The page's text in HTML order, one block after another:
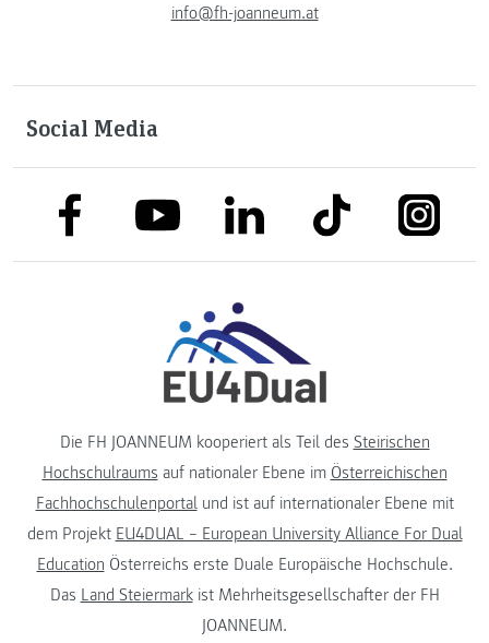
info@fh-joanneum.at
Social Media
link to facebooklink to youtubelink to linkedinlink to tiktok link to
Die FH JOANNEUM kooperiert als Teil des Steirischen
Hochschulraums auf nationaler Ebene im Österreichischen
Fachhochschulenportalund ist auf internationaler Ebene mit
dem Projekt EU4DUAL – European University Alliance For Dual
Education Österreichs erste Duale Europäische Hochschule.
Das Land Steiermarkist Mehrheitsgesellschafter der FH
JOANNEUM.